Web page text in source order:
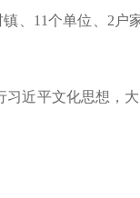
、11个单位、2
习近平文化思想，